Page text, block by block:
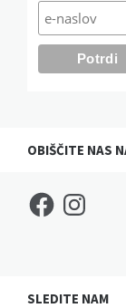
OBIŠČITE NAS
FacebookInstagram
SLEDITE NAM